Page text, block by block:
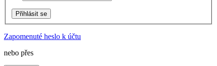
Přihlásit se
Zapomenuté heslo k účtu
nebo přes